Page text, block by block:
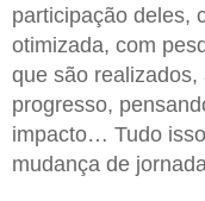
participação deles,
otimizada, com
que são
progresso,
impacto… Tudo
mudança de